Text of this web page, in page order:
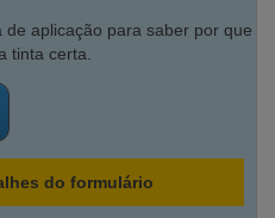
aplicação para saber por que
tinta certa.
do formulário